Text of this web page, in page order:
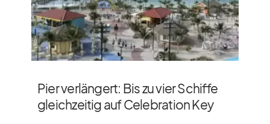
Pier verlängert: Bis zu vier Schiffe
gleichzeitig auf Celebration Key